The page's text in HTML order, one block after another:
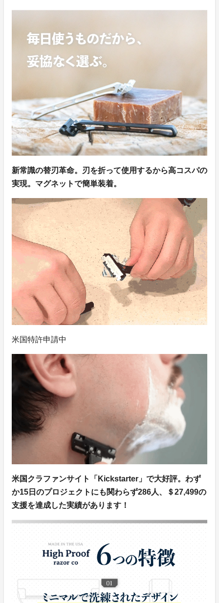
新常識の替刃革命。刃を折って使用するから高コスパの
実現。マグネットで簡単装着。
米国特許申請中
米国クラファンサイト「Kickstarter」で大好評。わず
か15日のプロジェクトにも関わらず286人、＄27,499の
支援を達成した実績があります！